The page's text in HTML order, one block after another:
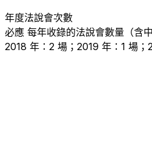
年度法說會次數
必應 每年收錄的法說會數量（含
2018 年：2 場；2019 年：1 場